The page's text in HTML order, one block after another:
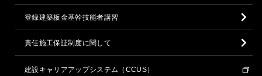
登録建築板金基幹技能者講習
責任施工保証制度に関して
建設キャリアアップシステム（CCUS）